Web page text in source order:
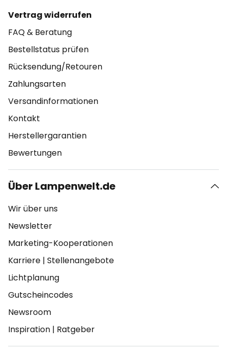
Vertrag widerrufen
FAQ & Beratung
Bestellstatus prüfen
Rücksendung/Retouren
Zahlungsarten
Versandinformationen
Kontakt
Herstellergarantien
Bewertungen
Über Lampenwelt.de
Wir über uns
Newsletter
Marketing-Kooperationen
Karriere | Stellenangebote
Lichtplanung
Gutscheincodes
Newsroom
Inspiration | Ratgeber